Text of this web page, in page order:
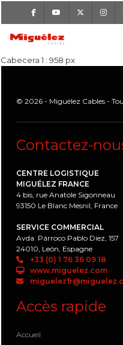
FacebookYoutube
Miguélez Cables
Cabecera 1 : 958 px
© 2026 - Miguélez Cables -
Contactez-
CENTRE LOGISTIQUE
MIGUÉLEZ FRANCE
4 bis, rue Anatole Sigonneau
93150 Le Blanc Mesnil, France
SERVICE COMMERCIAL
Avda. Párroco Pablo Diez, 157
24010, León, Espagne
+33 (0) 1 76 36 09 18
www.miguelez.com
Accès rapide
Accueil